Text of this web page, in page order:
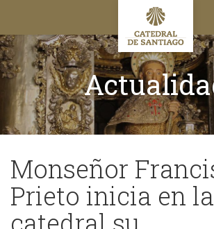
Toggle
navigation
Monseñor
Prieto inicia en la